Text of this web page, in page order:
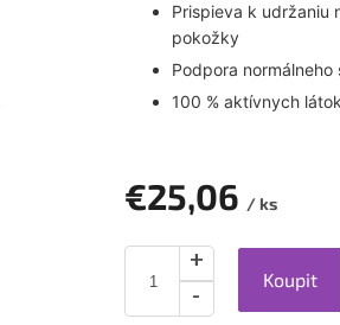
Prispieva k udržaniu
pokožky
Podpora normálneho
100 % aktívnych
€25,06 / ks
Koupit